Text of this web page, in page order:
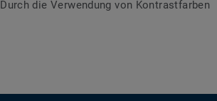
die Verwendung von Kontrastfarben